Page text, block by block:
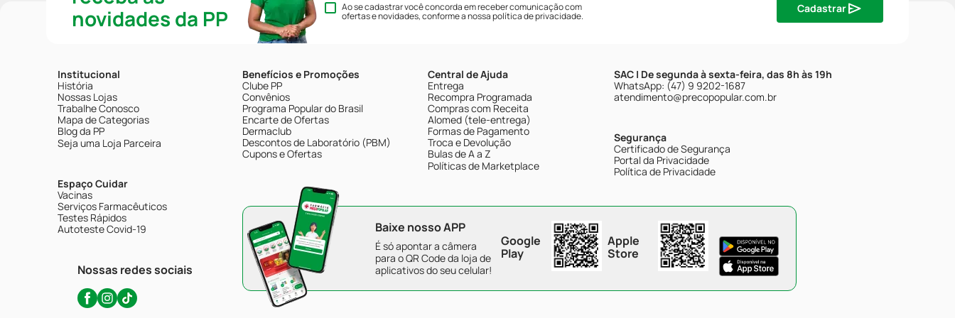
novidades da PP
Ao se cadastrar você concorda em receber comunicação com
ofertas e novidades, conforme a nossapolítica de privacidade.
Cadastrar
Institucional
História
Nossas Lojas
Trabalhe Conosco
Mapa de Categorias
Blog da PP
Seja uma Loja Parceira
Espaço Cuidar
Vacinas
Serviços Farmacêuticos
Testes Rápidos
Autoteste Covid-19
Nossas redes sociais
Benefícios e Promoções
Clube PP
Convênios
Programa Popular do Brasil
Encarte de Ofertas
Dermaclub
Descontos de Laboratório (PBM)
Cupons e Ofertas
Central de Ajuda
Entrega
Recompra Programada
Compras com Receita
Alomed (tele-entrega)
Formas de Pagamento
Troca e Devolução
Bulas de A a Z
Políticas de Marketplace
SAC | De segunda à sexta-feira, das 8h às 19h
WhatsApp: (47) 9 9202-1687
atendimento@precopopular.com.br
Segurança
Certificado de Segurança
Portal da Privacidade
Política de Privacidade
Baixe nosso APP
É só apontar a câmera
para o QR Code da loja de
aplicativos do seu celular!
Google
Play
Apple
Store